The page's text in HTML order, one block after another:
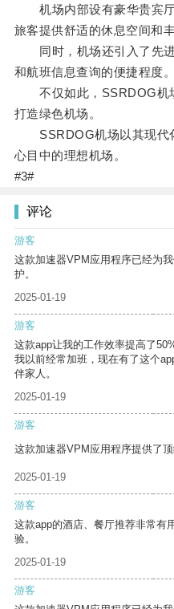
机场内部设有豪华贵宾厅
旅客提供舒适的休息空间和
同时，机场还引入了先进
和航班信息查询的便捷程度。
不仅如此，SSRDOG机
打造绿色机场。
SSRDOG机场以其现代
心目中的理想机场。
#3#
评论
游客
这款加速器VPM应用程序已经为
护。
2025-01-19
游客
这款app让我的工作效率提高了
我以前经常加班，现在有了这个
伴家人。
2025-01-19
游客
这款加速器VPM应用程序提供了顶
2025-01-19
游客
这款app的酒店、餐厅推荐非常有
验。
2025-01-19
游客